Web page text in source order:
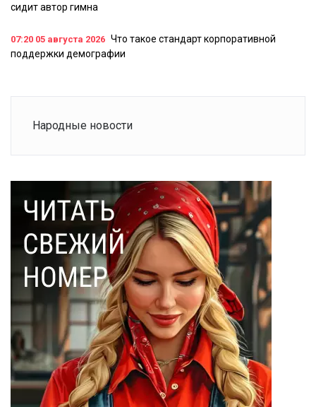
сидит автор гимна
07:20 05 августа 2026 Что такое стандарт корпоративной
поддержки демографии
Народные новости